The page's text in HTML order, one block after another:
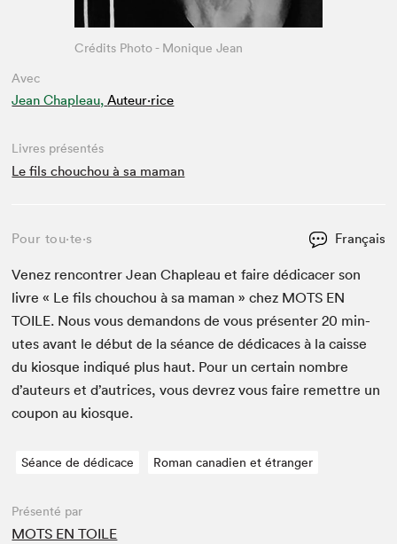
Avec
Jean Chapleau, Auteur·rice
Crédits Photo - Monique Jean
Livres présentés
Le fils chouchou à sa maman
Pour tou⋅te⋅s Français
Venez ren­con­tr­er Jean Chap­leau et faire dédi­cac­er son
livre « Le fils chou­chou à sa maman » chez MOTS EN
TOILE. Nous vous deman­dons de vous présen­ter20 min­
utes avant le début de la séance de dédi­caces à la caisse
du kiosque indiqué plus haut. Pour un cer­tain nom­bre
d’auteurs et d’autrices, vous devrez vous faire remet­tre un
coupon au kiosque.
Séance de dédicace Roman canadien et étranger
Présenté par
MOTS EN TOILE